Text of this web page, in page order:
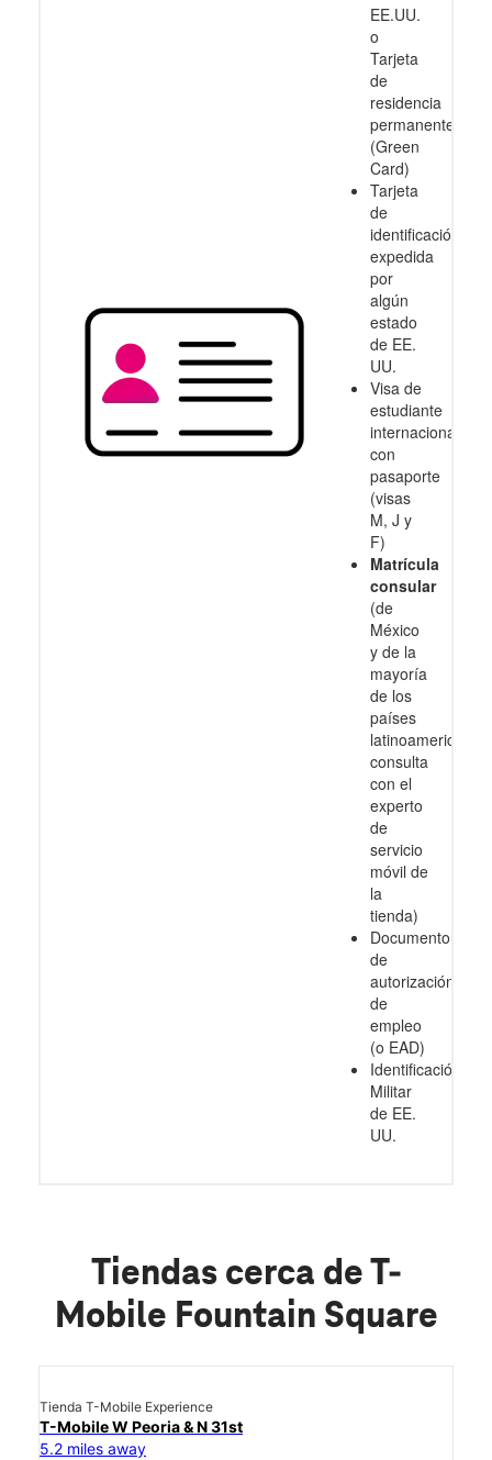
EE.UU.
o
Tarjeta
de
residencia
permanente
(Green
Card)
Tarjeta
de
identificación
expedida
por
algún
estado
de EE.
UU.
Visa de
estudiante
internacional
con
pasaporte
(visas
M, J y
F)
Matrícula
consular
(de
México
y de la
mayoría
de los
países
latinoamericanos,
consulta
con el
experto
de
servicio
móvil de
la
tienda)
Documento
de
autorización
de
empleo
(o EAD)
Identificación
Militar
de EE.
UU.
Tiendas cerca de T-
Mobile Fountain Square
Tienda T-Mobile Experience
T-Mobile W Peoria & N 31st
5.2 miles away